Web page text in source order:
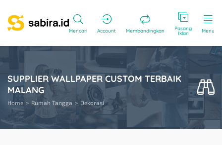
Mencari Account Membandingkan Pasang
Iklan Menu
SUPPLIER WALLPAPER CUSTOM TERBAIK
MALANG
Home Rumah Tangga Dekorasi